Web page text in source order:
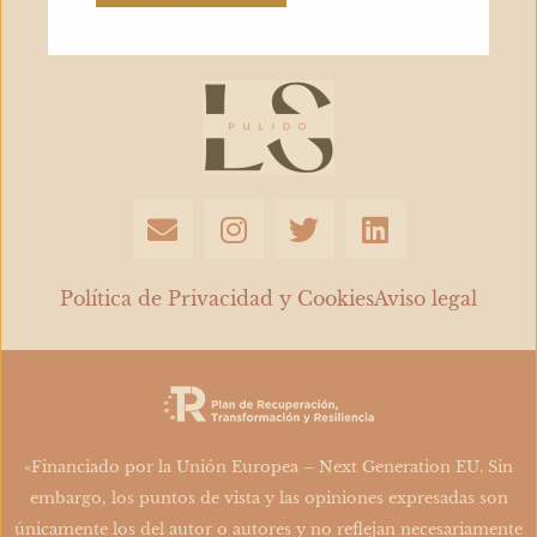
E
n
e
o
p
e
I
n
t
g
r
a
m
T
w
t
e
r
L
i
k
d
n
Política de Privacidad y CookiesAviso legal
«Financiado por la Unión Europea – Next Generation EU. Sin
embargo, los puntos de vista y las opiniones expresadas son
únicamente los del autor o autores y no reflejan necesariamente